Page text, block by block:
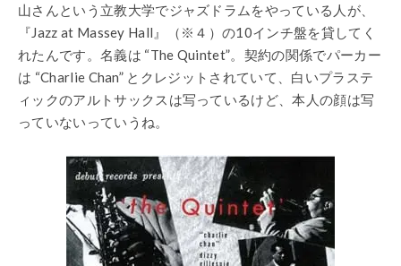
山さんという立教大学でジャズドラムをやっている人が、
『Jazz at Massey Hall』（※４）の10インチ盤を貸してく
れたんです。名義は “The Quintet”。契約の関係でパーカー
は “Charlie Chan” とクレジットされていて、白いプラステ
ィックのアルトサックスは写っているけど、本人の顔は写
っていないっていうね。